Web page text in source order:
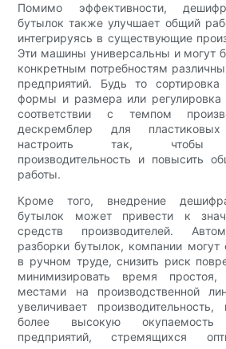
Помимо эффективности,
бутылок также улучшает общий
интегрируясь в существующие
Эти машины универсальны и могут
конкретным потребностям
предприятий. Будь то сортировка
формы и размера или
соответствии с темпом
дескремблер для
настроить так, чтобы
производительность и повысить
работы.
Кроме того, внедрение
бутылок может привести к
средств производителей.
разборки бутылок, компании могут
в ручном труде, снизить риск
минимизировать время
местами на производственной
увеличивает
более высокую окупаемость
предприятий, стремящихся